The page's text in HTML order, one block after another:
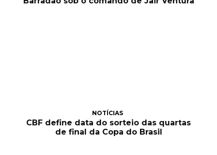
NOTÍCIAS
CBF define data do sorteio das quartas
de final da Copa do Brasil